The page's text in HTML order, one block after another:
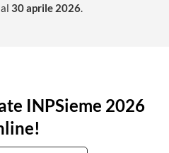
30 aprile 2026.
INPSieme 2026